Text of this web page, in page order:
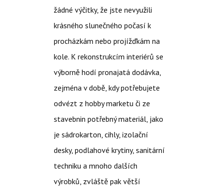
žádné výčitky, že jste nevyužili
krásného slunečného počasí k
procházkám nebo projížďkám na
kole. K rekonstrukcím interiérů se
výborně hodí pronajatá dodávka,
zejména v době, kdy potřebujete
odvézt z hobby marketu či ze
stavebnin potřebný materiál, jako
je sádrokarton, cihly, izolační
desky, podlahové krytiny, sanitární
techniku a mnoho dalších
výrobků, zvláště pak větší